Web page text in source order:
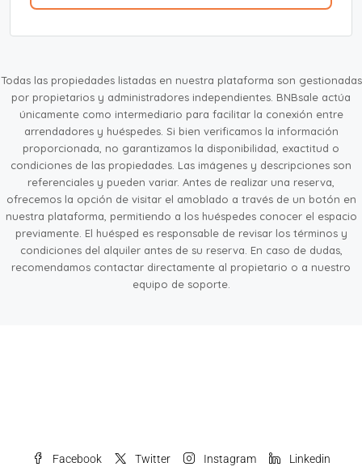
Todas las propiedades listadas en nuestra plataforma son gestionadas
por propietarios y administradores independientes. BNBsale actúa
únicamente como intermediario para facilitar la conexión entre
arrendadores y huéspedes. Si bien verificamos la información
proporcionada, no garantizamos la disponibilidad, exactitud o
condiciones de las propiedades. Las imágenes y descripciones son
referenciales y pueden variar. Antes de realizar una reserva,
ofrecemos la opción de visitar el amoblado a través de un botón en
nuestra plataforma, permitiendo a los huéspedes conocer el espacio
previamente. El huésped es responsable de revisar los términos y
condiciones del alquiler antes de su reserva. En caso de dudas,
recomendamos contactar directamente al propietario o a nuestro
equipo de soporte.
Facebook Twitter Instagram Linkedin